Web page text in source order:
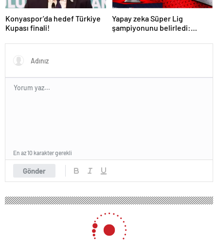
Konyaspor’da hedef Türkiye
Kupası finali!
Yapay zeka Süper Lig
şampiyonunu belirledi:
arasında inanılmaz final!
Gönder
En az 10 karakter gerekli